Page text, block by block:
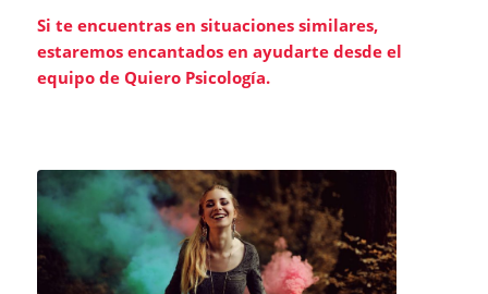
Si te encuentras en situaciones similares,
estaremos encantados en ayudarte desde el
equipo de Quiero Psicología.